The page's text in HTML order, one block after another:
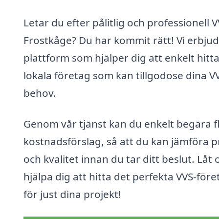
Letar du efter pålitlig och professionell
Frostkåge? Du har kommit rätt! Vi
plattform som hjälper dig att enkelt hitta
lokala företag som kan tillgodose dina
behov.
Genom vår tjänst kan du enkelt begära
kostnadsförslag, så att du kan jämföra
och kvalitet innan du tar ditt beslut. Låt
hjälpa dig att hitta det perfekta VVS-
för just dina projekt!